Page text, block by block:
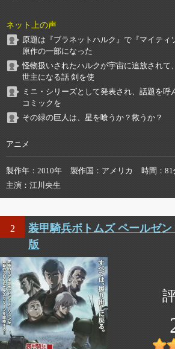
ネット上の声
原題は『ブラネットハルク』で『マイティ
原作の一部になった
怪物扱いされたハルクが宇宙に追放されて
世主になる話 剣を使
ミニ・シリーズとして発表され、話題を呼
コミックを
その緑の巨人は、星を喰うか？救うか？
アニメ
製作年 2010年 製作国 アメリカ 時間 81
主演
江川央生
2
装甲騎兵ボトムズ ペールゼ
版